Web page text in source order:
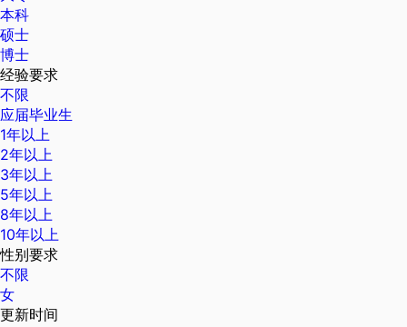
本科
硕士
博士
经验要求
不限
应届毕业生
1年以上
2年以上
3年以上
5年以上
8年以上
10年以上
性别要求
不限
女
更新时间